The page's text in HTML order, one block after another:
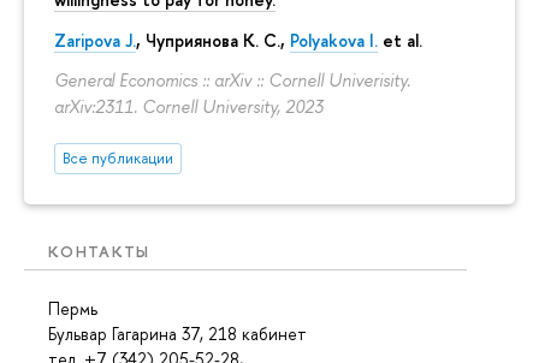
Zaripova J., Чуприянова К. С., Polyakova I. et al.
General Economics :: arXiv :: Cornell Univerisity.
arXiv:2311. Cornell University, 2023
Все публикации
КОНТАКТЫ
Пермь
Бульвар Гагарина 37, 218 кабинет